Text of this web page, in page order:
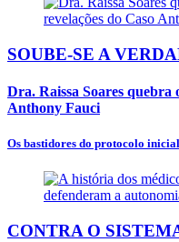
SOUBE-SE A
Dra. Raissa Soares quebra
Anthony Fauci
Os bastidores do protocolo
CONTRA O